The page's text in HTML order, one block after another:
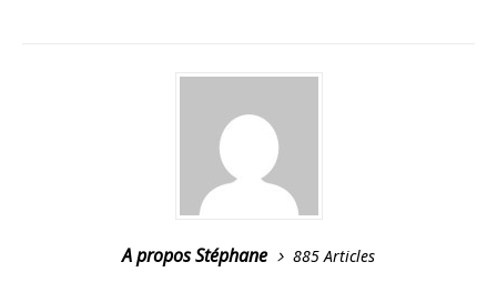
A propos Stéphane
885 Articles